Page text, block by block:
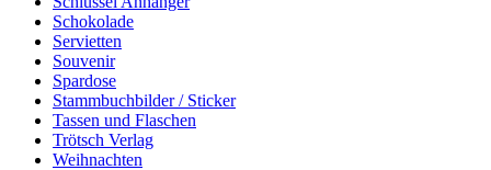
Schokolade
Servietten
Souvenir
Spardose
Stammbuchbilder / Sticker
Tassen und Flaschen
Trötsch Verlag
Weihnachten